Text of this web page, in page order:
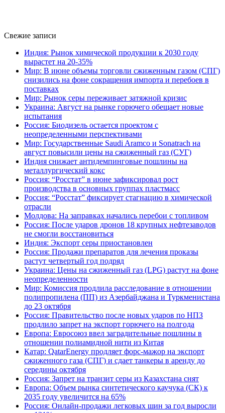
Свежие записи
Индия: Рынок химической продукции к 2030 году
вырастет на 20-35%
Мир: В июне объемы торговли сжиженным газом (СПГ)
снизились на фоне сокращения импорта и перебоев в
поставках
Мир: Рынок серы переживает затяжной кризис
Украина: Август на рынке горючего обещает новые
испытания
Россия: Биодизель остается проектом с
неопределенными перспективами
Мир: Государственные Saudi Aramco и Sonatrach на
август повысили цены на сжиженный газ (СУГ)
Индия снижает антидемпинговые пошлины на
металлургический кокс
Россия: “Росстат” в июне зафиксировал рост
производства в основных группах пластмасс
Россия: “Росстат” фиксирует стагнацию в химической
отрасли
Молдова: На заправках начались перебои с топливом
Россия: После ударов дронов 18 крупных нефтезаводов
не смогли восстановиться
Индия: Экспорт серы приостановлен
Россия: Продажи препаратов для лечения проказы
растут четвертый год подряд
Украина: Цены на сжиженный газ (LPG) растут на фоне
неопределенности
Мир: Комиссия продлила расследование в отношении
полипропилена (ПП) из Азербайджана и Туркменистана
до 23 октября
Россия: Правительство после новых ударов по НПЗ
продлило запрет на экспорт горючего на полгода
Европа: Евросоюз ввел заградительные пошлины в
отношении полиамидной нити из Китая
Катар: QatarEnergy продляет форс-мажор на экспорт
сжиженного газа (СПГ) и сдает танкеры в аренду до
середины октября
Россия: Запрет на транзит серы из Казахстана снят
Европа: Объем рынка синтетического каучука (СК) к
2035 году увеличится на 65%
Россия: Онлайн-продажи легковых шин за год выросли